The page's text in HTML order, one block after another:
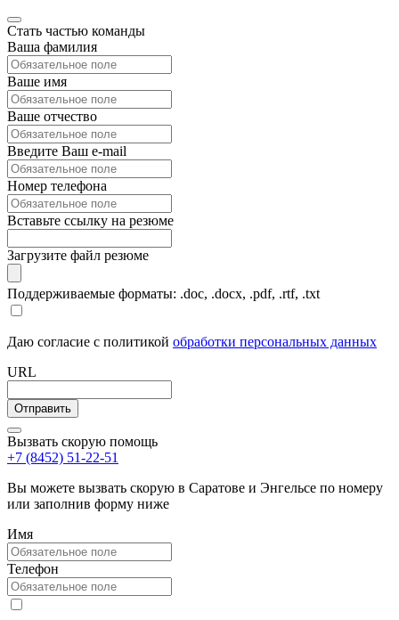
Стать частью команды
Ваша фамилия
Ваше имя
Ваше отчество
Введите Ваш e-mail
Номер телефона
Вставьте ссылку на резюме
Загрузите файл резюме
Поддерживаемые форматы: .doc, .docx, .pdf, .rtf, .txt
Даю согласие с политикой обработки персональных данных
URL
Вызвать скорую помощь
+7 (8452) 51-22-51
Вы можете вызвать скорую в Саратове и Энгельсе по номеру
или заполнив форму ниже
Имя
Телефон